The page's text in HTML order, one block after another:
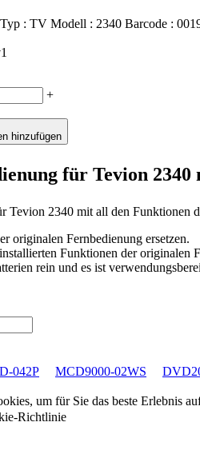
Typ : TV Modell : 2340 Barcode :
+
hinzufügen
für Tevion 2340
Tevion 2340 mit all den Funktionen
originalen Fernbedienung ersetzen.
Funktionen der originalen
rein und es ist
042P MCD9000-02WS
um für Sie das beste Erlebnis
Richtlinie